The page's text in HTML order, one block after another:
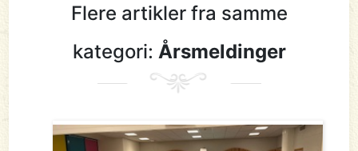
Flere artikler fra samme
kategori: Årsmeldinger